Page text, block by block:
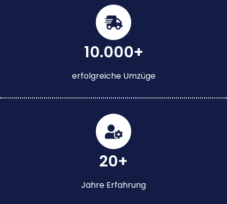
10.000+
erfolgreiche Umzüge
20+
Jahre Erfahrung